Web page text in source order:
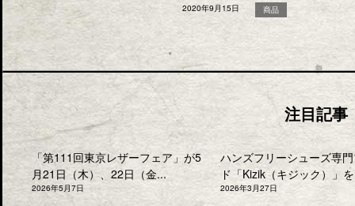
2020年9月15日 商品
注目記事
「第111回東京レザーフェア」が5
月21日（木）、22日（金...
2026年5月7日
ハンズフリーシューズ専
ド「Kizik（キジック）」
2026年3月27日